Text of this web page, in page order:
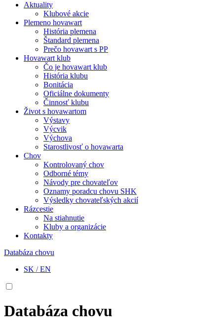
Aktuality
Klubové akcie
Plemeno hovawart
História plemena
Štandard plemena
Prečo hovawart s PP
Hovawart klub
Čo je hovawart klub
História klubu
Bonitácia
Oficiálne dokumenty
Činnosť klubu
Život s hovawartom
Výstavy
Výcvik
Výchova
Starostlivosť o hovawarta
Chov
Kontrolovaný chov
Odborné témy
Návody pre chovateľov
Oznamy poradcu chovu SHK
Výsledky chovateľských akcií
Rázcestie
Na stiahnutie
Kluby a organizácie
Kontakty
Databáza chovu
SK /EN
Databáza chovu